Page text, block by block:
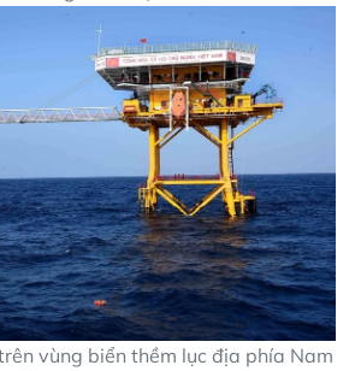
vùng biển thềm lục địa phía Nam